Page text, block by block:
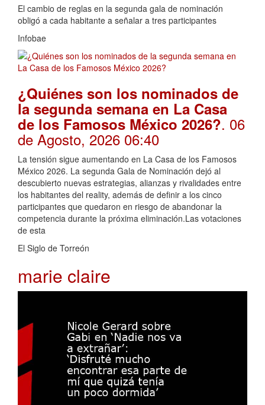
El cambio de reglas en la segunda gala de nominación
obligó a cada habitante a señalar a tres participantes
Infobae
¿Quiénes son los nominados de
la segunda semana en La Casa
de los Famosos México 2026?. 06
de Agosto, 2026 06:40
La tensión sigue aumentando en La Casa de los Famosos
México 2026. La segunda Gala de Nominación dejó al
descubierto nuevas estrategias, alianzas y rivalidades entre
los habitantes del reality, además de definir a los cinco
participantes que quedaron en riesgo de abandonar la
competencia durante la próxima eliminación.Las votaciones
de esta
El Siglo de Torreón
marie claire